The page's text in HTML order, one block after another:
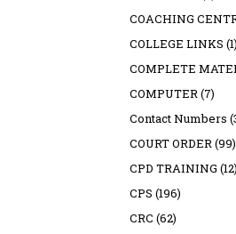
COACHING
COLLEGE LINKS (1)
COMPLETE
COMPUTER(7)
Contact Numbers
COURT ORDER(99)
CPD TRAINING (12)
CPS (196)
CRC (62)